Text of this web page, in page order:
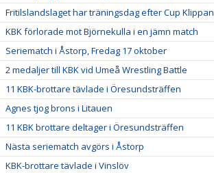
Fritilslandslaget har träningsdag efter Cup Klippan
KBK förlorade mot Björnekulla i en jämn match
Seriematch i Åstorp, Fredag 17 oktober
2 medaljer till KBK vid Umeå Wrestling Battle
11 KBK-brottare tävlade i Öresundsträffen
Agnes tjog brons i Litauen
11 KBK brottare deltager i Öresundsträffen
Nästa seriematch avgörs i Åstorp
KBK-brottare tävlade i Vinslöv